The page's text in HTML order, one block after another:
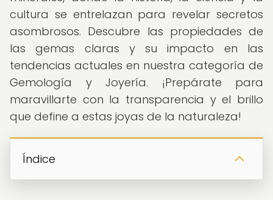
cultura se entrelazan para revelar secretos
asombrosos. Descubre las propiedades de
las gemas claras y su impacto en las
tendencias actuales en nuestra categoría de
Gemología y Joyería. ¡Prepárate para
maravillarte con la transparencia y el brillo
que define a estas joyas de la naturaleza!
Índice